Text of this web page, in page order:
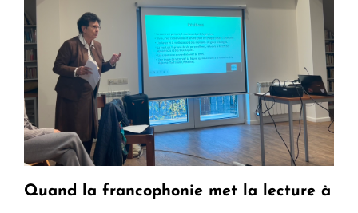
Quand la francophonie met la lecture à